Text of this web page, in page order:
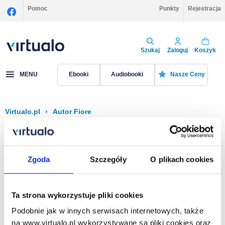
Zgoda Szczegóły O plikach cookies
Ta strona wykorzystuje pliki cookies
Podobnie jak w innych serwisach internetowych, także
na www.virtualo.pl wykorzystywane są pliki cookies oraz
Pomoc Punkty Rejestracja
Szukaj Zaloguj Koszyk
MENU Ebooki Audiobooki Nasze Ceny
Virtualo.pl › Autor Fiore
Filtruj Sortuj
Na stronie